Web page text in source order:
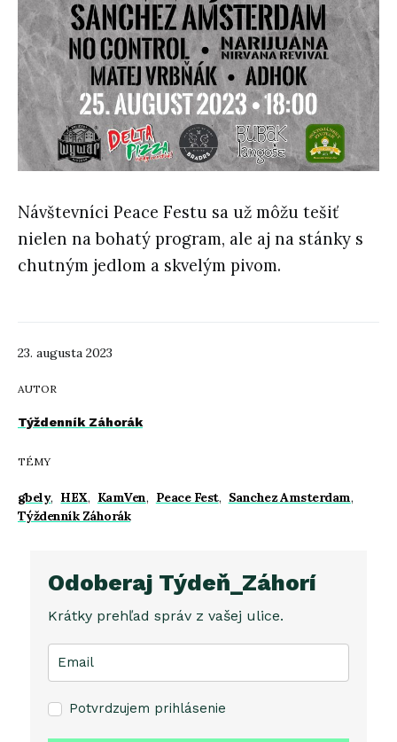
23. augusta 2023
AUTOR
Týždenník Záhorák
TÉMY
gbely, HEX, KamVen, Peace Fest, Sanchez Amsterdam,
Týždenník Záhorák
Návštevníci Peace Festu sa už môžu tešiť
nielen na bohatý program, ale aj na stánky s
chutným jedlom a skvelým pivom.
Odoberaj Týdeň_Záhorí
Krátky prehľad správ z vašej ulice.
Potvrdzujem prihlásenie